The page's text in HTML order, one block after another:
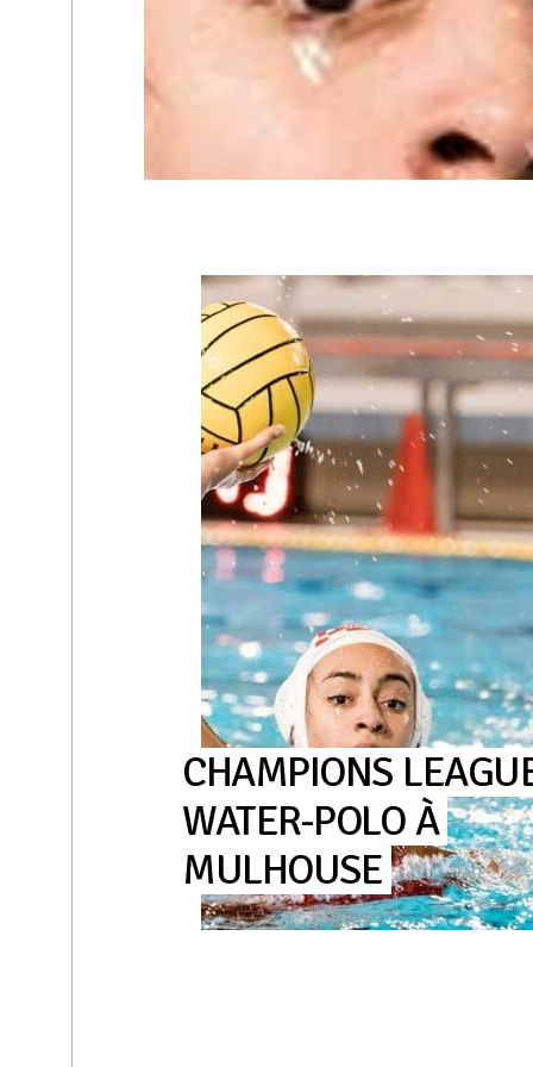
CHAMPIONS
WATER-POLO À
MULHOUSE